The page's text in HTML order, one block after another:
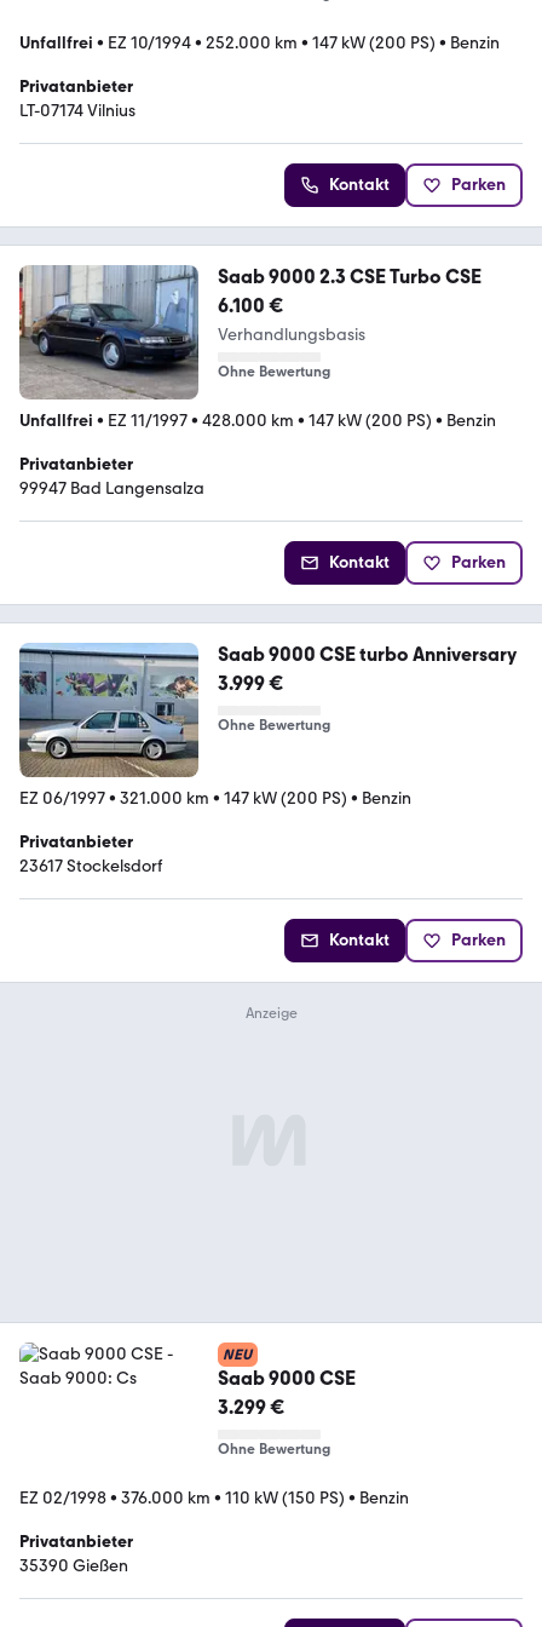
Unfallfrei • EZ 10/1994• 252.000 km • 147 kW (200 PS) • Benzin
Privatanbieter
LT-07174 Vilnius
Kontakt Parken
Saab 9000 2.3 CSE Turbo CSE
6.100 €
Verhandlungsbasis
Ohne Bewertung
Unfallfrei • EZ 11/1997• 428.000 km • 147 kW (200 PS) • Benzin
Privatanbieter
99947 Bad Langensalza
Kontakt Parken
Saab 9000 CSE turbo Anniversary
3.999 €
Ohne Bewertung
EZ 06/1997• 321.000 km • 147 kW (200 PS) • Benzin
Privatanbieter
23617 Stockelsdorf
Kontakt Parken
NEU
Saab 9000 CSE
3.299 €
Ohne Bewertung
EZ 02/1998• 376.000 km • 110 kW (150 PS) • Benzin
Privatanbieter
35390 Gießen